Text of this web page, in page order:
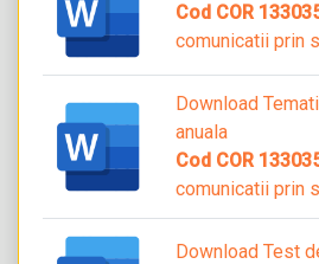
Cod COR
comunicatii prin
Download
anuala
Cod COR
comunicatii prin
Download Test